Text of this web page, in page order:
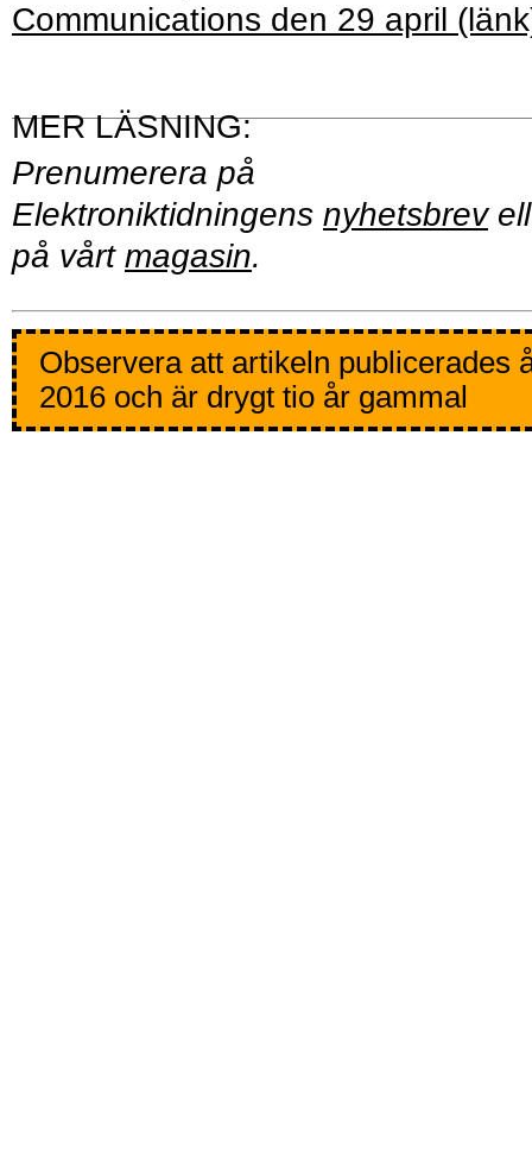
Communications den 29 april
Prenumerera på
Elektroniktidningens nyhetsbrev
på vårt magasin.
Observera att artikeln publicerades
2016 och är drygt tio år gammal